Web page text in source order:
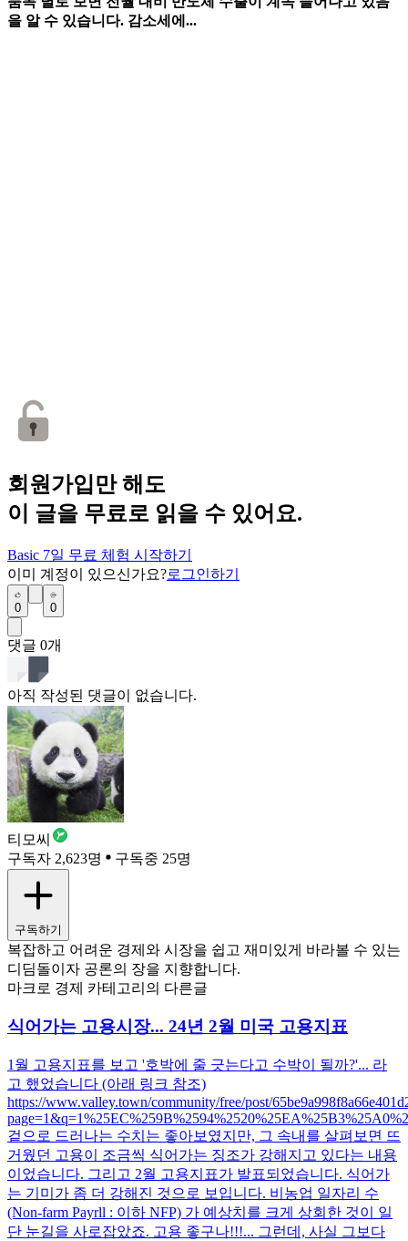
을 알 수 있습니다. 감소세에...
회원가입만 해도
이 글을 무료로 읽을 수 있어요.
Basic 7일 무료 체험 시작하기
이미 계정이 있으신가요?로그인하기
0 0
댓글 0개
아직 작성된 댓글이 없습니다.
티모씨
구독자 2,623명
구독중 25명
구독하기
복잡하고 어려운 경제와 시장을 쉽고 재미있게 바라볼 수 있는
디딤돌이자 공론의 장을 지향합니다.
마크로 경제 카테고리의 다른글
식어가는 고용시장... 24년 2월 미국 고용지표
1월 고용지표를 보고 '호박에 줄 긋는다고 수박이 될까?'... 라
고 했었습니다 (아래 링크 참조)
https://www.valley.town/community/free/post/
겉으로 드러나는 수치는 좋아보였지만, 그 속내를 살펴보면 뜨
거웠던 고용이 조금씩 식어가는 징조가 강해지고 있다는 내용
이었습니다. 그리고 2월 고용지표가 발표되었습니다. 식어가
는 기미가 좀 더 강해진 것으로 보입니다. 비농업 일자리 수
(Non-farm Payrll : 이하 NFP) 가 예상치를 크게 상회한 것이 일
단 눈길을 사로잡았죠. 고용 좋구나!!!... 그런데, 사실 그보다